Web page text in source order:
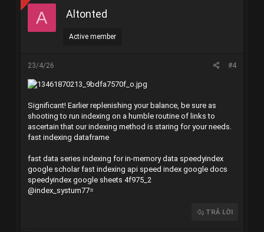
A Altonted
Active member
23/4/26 #4
Significant! Earlier replenishing your balance, be sure as
shooting to run indexing on a humble routine of links to
ascertain that our indexing method is staring for your needs.
fast indexing dataframe
fast data series indexing for in-memory data speedyindex
google scholar fast indexing api speed index google docs
speedyindex google sheets 4f975_2
@index_systum77=
TRẢ LỜI